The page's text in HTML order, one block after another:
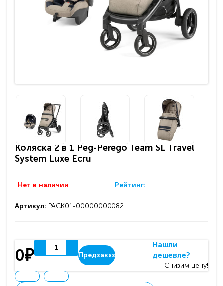
Коляска 2 в 1 Peg-Perego Team SL Travel
System Luxe Ecru
Нет в наличии Рейтинг:
Артикул: PACK01-00000000082
0₽ Предзаказ
Нашли
дешевле?
Снизим цену!